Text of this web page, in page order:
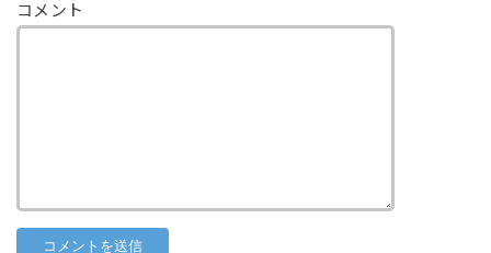
コメント